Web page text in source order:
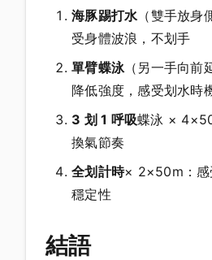
海豚踢打水 （雙手放
受身體波浪，不划手
單臂蝶泳 （另一手向
降低強度，感受划水時
3 划 1 呼吸蝶泳 ×
換氣節奏
全划計時× 2×50m：感
穩定性
結語